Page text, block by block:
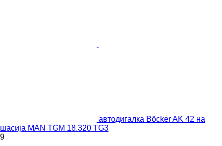
автодигалка Böcker AK 42 на
шасија MAN TGM 18.320 TG3
9